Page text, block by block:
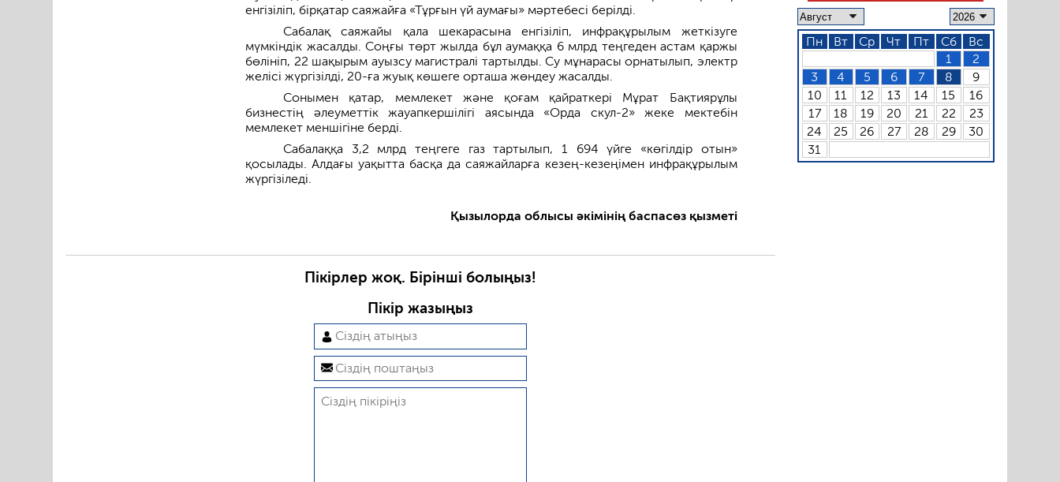
енгізіліп, бірқатар саяжайға «Тұрғын үй аумағы» мәртебесі берілді.
Сабалақ саяжайы қала шекарасына енгізіліп, инфрақұрылым жеткізуге
мүмкіндік жасалды. Соңғы төрт жылда бұл аумаққа 6 млрд теңгеден астам қаржы
бөлініп, 22 шақырым ауызсу магистралі тартылды. Су мұнарасы орнатылып, электр
желісі жүргізілді, 20-ға жуық көшеге орташа жөндеу жасалды.
Сонымен қатар, мемлекет және қоғам қайраткері Мұрат Бақтиярұлы
бизнестің әлеуметтік жауапкершілігі аясында «Орда скул-2» жеке мектебін
мемлекет меншігіне берді.
Сабалаққа 3,2 млрд теңгеге газ тартылып, 1 694 үйге «көгілдір отын»
қосылады. Алдағы уақытта басқа да саяжайларға кезең-кезеңімен инфрақұрылым
жүргізіледі.
Қызылорда облысы әкімінің баспасөз қызметі
Пікірлер жоқ. Бірінші болыңыз!
Пікір жазыңыз
Пн Вт Ср Чт Пт Сб
Вс
1
2
3
4 5 6 7 8
9
10
11 12 13 14 15
16
17
18 19 20 21 22
23
24
25 26 27 28 29
30
31